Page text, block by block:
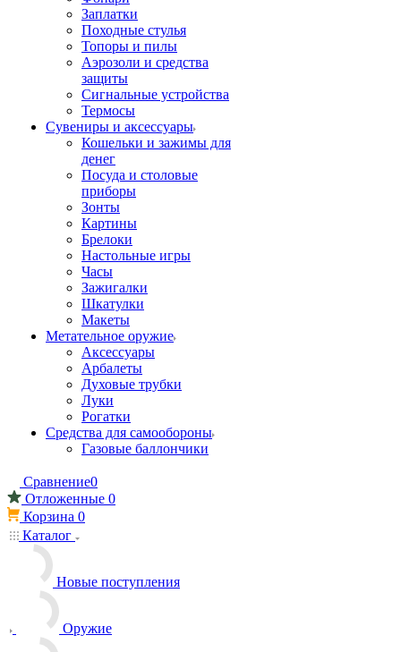
Заплатки
Походные стулья
Топоры и пилы
Аэрозоли и средства
защиты
Сигнальные устройства
Термосы
Сувениры и аксессуары
Кошельки и зажимы для
денег
Посуда и столовые
приборы
Зонты
Картины
Брелоки
Настольные игры
Часы
Зажигалки
Шкатулки
Макеты
Метательное оружие
Аксессуары
Арбалеты
Духовые трубки
Луки
Рогатки
Средства для самообороны
Газовые баллончики
Сравнение0
Отложенные 0
Корзина 0
Каталог
Новые поступления
Оружие